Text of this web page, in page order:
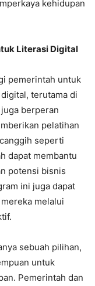
kehidupan
Literasi Digital
pemerintah untuk
terutama di
berperan
pelatihan
seperti
dapat membantu
potensi bisnis
ini juga dapat
melalui
sebuah pilihan,
untuk
Pemerintah dan